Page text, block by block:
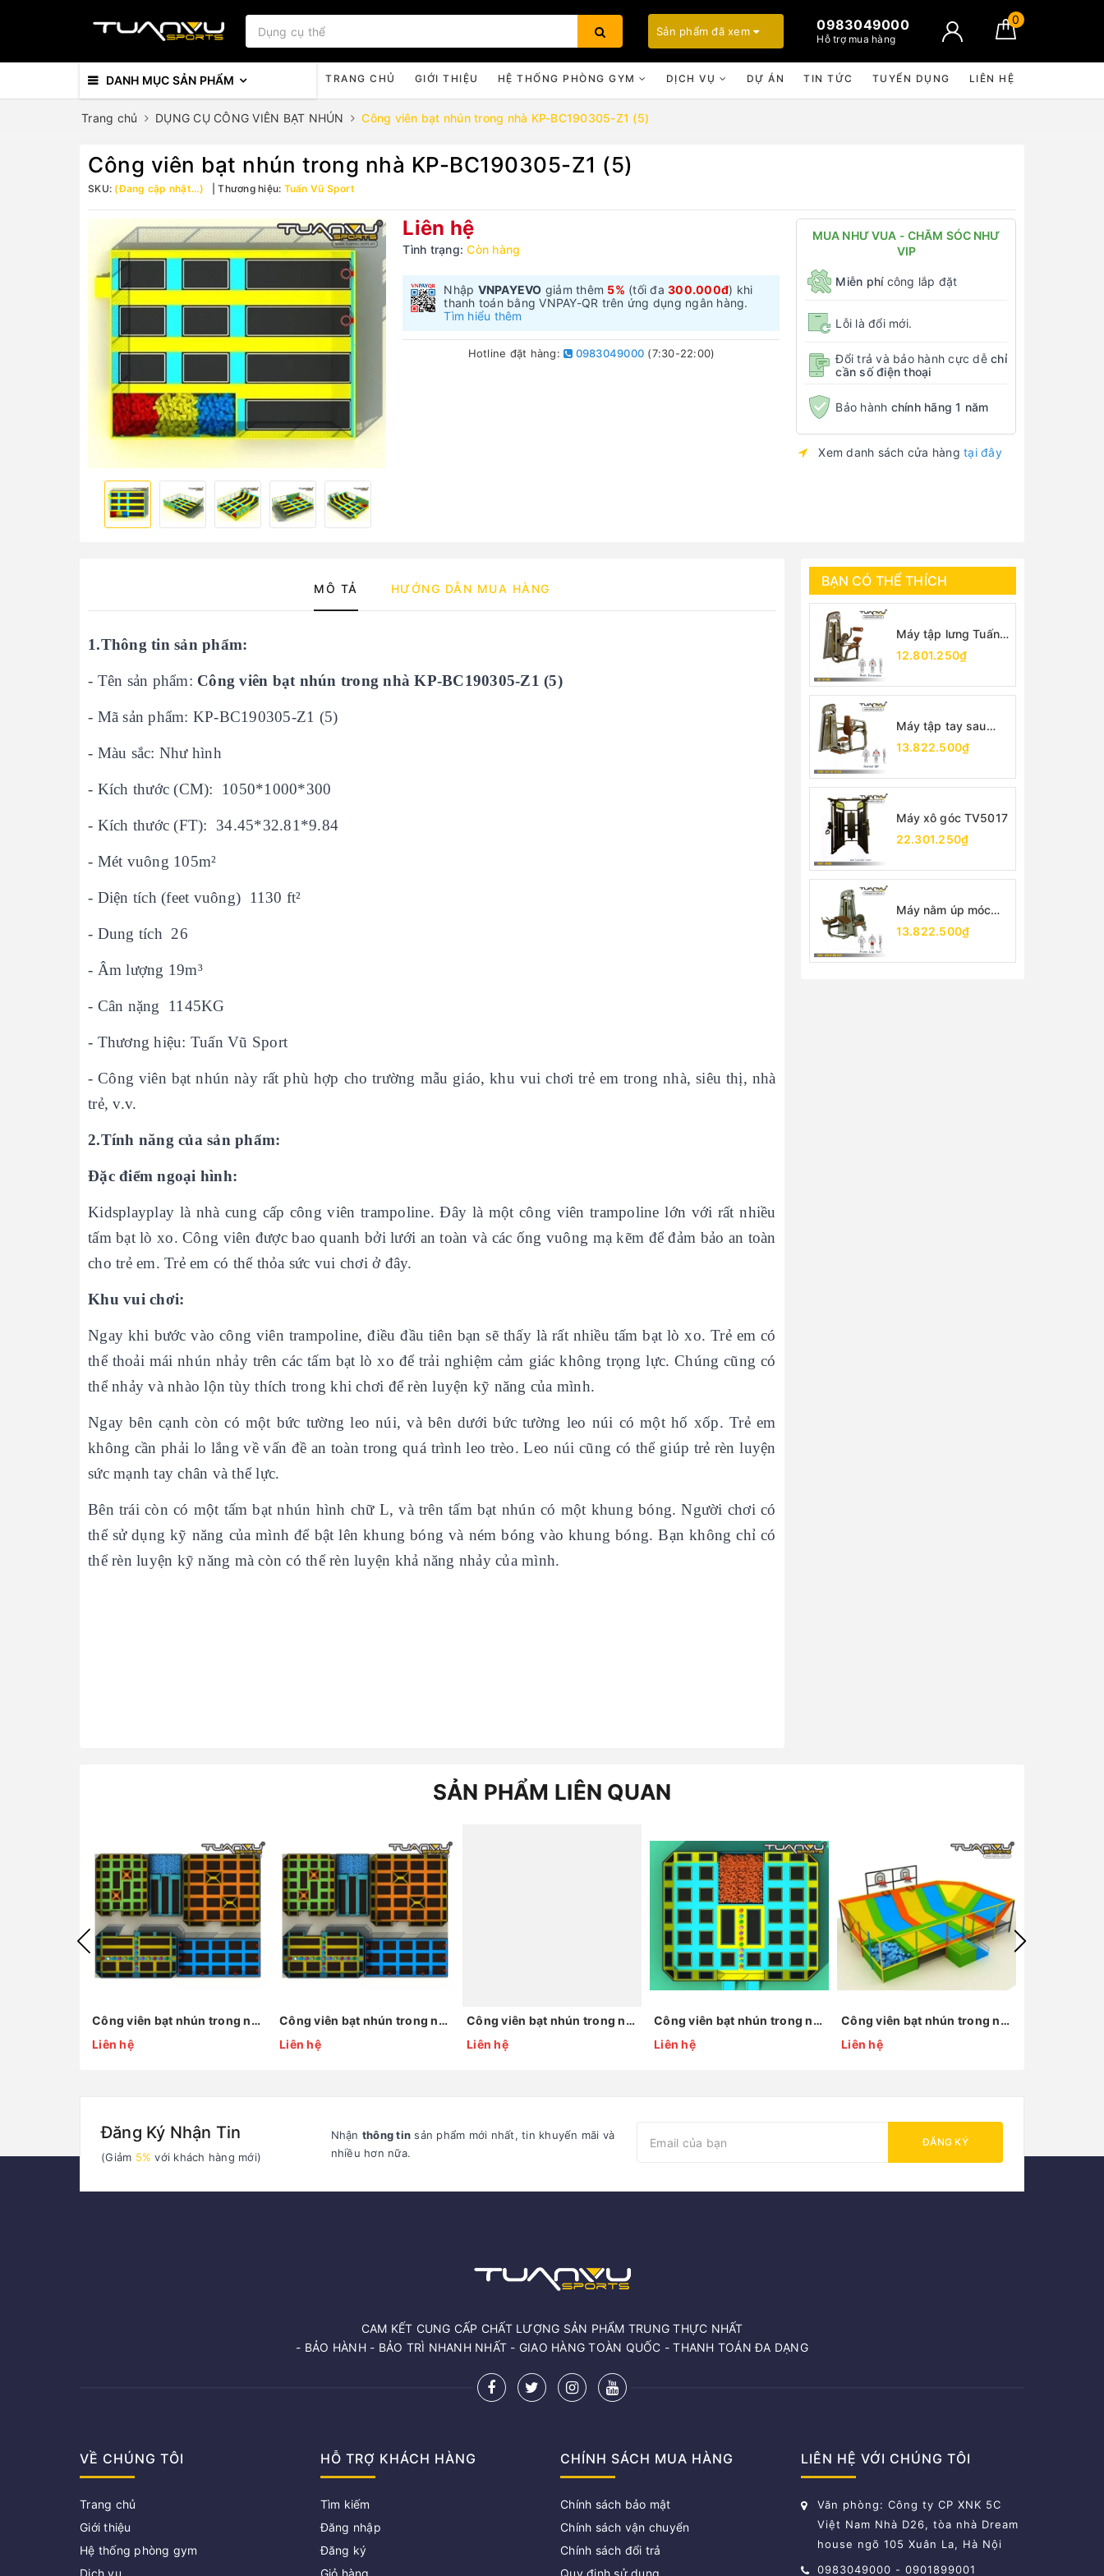
Sản phẩm đã xem 0983049000
Hỗ trợ mua hàng
0
DANH MỤC SẢN PHẨM TRANG CHỦ GIỚI THIỆU HỆ THỐNG PHÒNG GYM DỊCH VỤ DỰ ÁN TIN TỨC TUYỂN DỤNG LIÊN HỆ
Trang chủ DỤNG CỤ CÔNG VIÊN BẠT NHÚN Công viên bạt nhún trong nhà KP-BC190305-Z1 (5)
Công viên bạt nhún trong nhà KP-BC190305-Z1 (5)
SKU: (Đang cập nhật...) Thương hiệu: Tuấn Vũ Sport
Liên hệ
Tình trạng: Còn hàng
Nhập VNPAYEVO giảm thêm 5% (tối đa300.000đ) khi
thanh toán bằng VNPAY-QR trên ứng dụng ngân hàng.
Tìm hiểu thêm
Hotline đặt hàng: 0983049000 (7:30-22:00)
MUA NHƯ VUA - CHĂM SÓC NHƯ
VIP
Miễn phícông lắp đặt
Lỗi là đổi mới.
Đổi trả và bảo hành cực dễchỉ
cần số điện thoại
Bảo hành chính hãng 1 năm
Xem danh sách cửa hàngtại đây
MÔ TẢ HƯỚNG DẪN MUA HÀNG
1.Thông tin sản phẩm:
- Tên sản phẩm: Công viên bạt nhún trong nhà KP-BC190305-Z1 (5)
- Mã sản phẩm: KP-BC190305-Z1 (5)
- Màu sắc: Như hình
- Kích thước (CM): 1050*1000*300
- Kích thước (FT): 34.45*32.81*9.84
- Mét vuông 105m²
- Diện tích (feet vuông) 1130 ft²
- Dung tích 26
- Âm lượng 19m³
- Cân nặng 1145KG
- Thương hiệu: Tuấn Vũ Sport
- Công viên bạt nhún này rất phù hợp cho trường mẫu giáo, khu vui chơi trẻ em trong nhà, siêu thị, nhà
trẻ, v.v.
2.Tính năng của sản phẩm:
Đặc điểm ngoại hình:
Kidsplayplay là nhà cung cấp công viên trampoline. Đây là một công viên trampoline lớn với rất nhiều
tấm bạt lò xo. Công viên được bao quanh bởi lưới an toàn và các ống vuông mạ kẽm để đảm bảo an toàn
cho trẻ em. Trẻ em có thể thỏa sức vui chơi ở đây.
Khu vui chơi:
Ngay khi bước vào công viên trampoline, điều đầu tiên bạn sẽ thấy là rất nhiều tấm bạt lò xo. Trẻ em có
thể thoải mái nhún nhảy trên các tấm bạt lò xo để trải nghiệm cảm giác không trọng lực. Chúng cũng có
thể nhảy và nhào lộn tùy thích trong khi chơi để rèn luyện kỹ năng của mình.
Ngay bên cạnh còn có một bức tường leo núi, và bên dưới bức tường leo núi có một hố xốp. Trẻ em
không cần phải lo lắng về vấn đề an toàn trong quá trình leo trèo. Leo núi cũng có thể giúp trẻ rèn luyện
sức mạnh tay chân và thể lực.
Bên trái còn có một tấm bạt nhún hình chữ L, và trên tấm bạt nhún có một khung bóng. Người chơi có
thể sử dụng kỹ năng của mình để bật lên khung bóng và ném bóng vào khung bóng. Bạn không chỉ có
thể rèn luyện kỹ năng mà còn có thể rèn luyện khả năng nhảy của mình.
BẠN CÓ THỂ THÍCH
Máy tập lưng Tuấn
Vũ
12.801.250₫
Máy tập tay sau
TV5026
13.822.500₫
Máy xô góc TV5017
22.301.250₫
Máy nằm úp móc
chân TV5001
13.822.500₫
SẢN PHẨM LIÊN QUAN
Công viên bạt nhún trong nhà KP-BC141211-2
Liên hệ
Công viên bạt nhún trong nhà KP-BC160816 (2)
Liên hệ
Công viên bạt nhún trong nhà KP-BC160603-2 (1)
Liên hệ
Công viên bạt nhún trong nhà KP-BC150205
Liên hệ
Công viên bạt nhún trong nhà KP-BC150427
Liên hệ
Đăng Ký Nhận Tin
(Giảm 5% với khách hàng mới)
Nhận thông tin sản phẩm mới nhất, tin khuyến mãi và
nhiều hơn nữa.
ĐĂNG KÝ
CAM KẾT CUNG CẤP CHẤT LƯỢNG SẢN PHẨM TRUNG THỰC NHẤT
- BẢO HÀNH - BẢO TRÌ NHANH NHẤT - GIAO HÀNG TOÀN QUỐC - THANH TOÁN ĐA DẠNG
VỀ CHÚNG TÔI
Trang chủ
Giới thiệu
Hệ thống phòng gym
Dịch vụ
HỖ TRỢ KHÁCH HÀNG
Tìm kiếm
Đăng nhập
Đăng ký
Giỏ hàng
CHÍNH SÁCH MUA HÀNG
Chính sách bảo mật
Chính sách vận chuyển
Chính sách đổi trả
Quy định sử dụng
LIÊN HỆ VỚI CHÚNG TÔI
Văn phòng: Công ty CP XNK 5C
Việt Nam Nhà D26, tòa nhà Dream
house ngõ 105 Xuân La, Hà Nội
0983049000 - 0901899001